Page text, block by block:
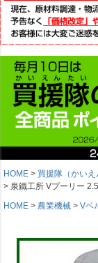
HOME
買援隊（かい
泉鐵工所 Vプーリー
HOME
農業機械 Vベ